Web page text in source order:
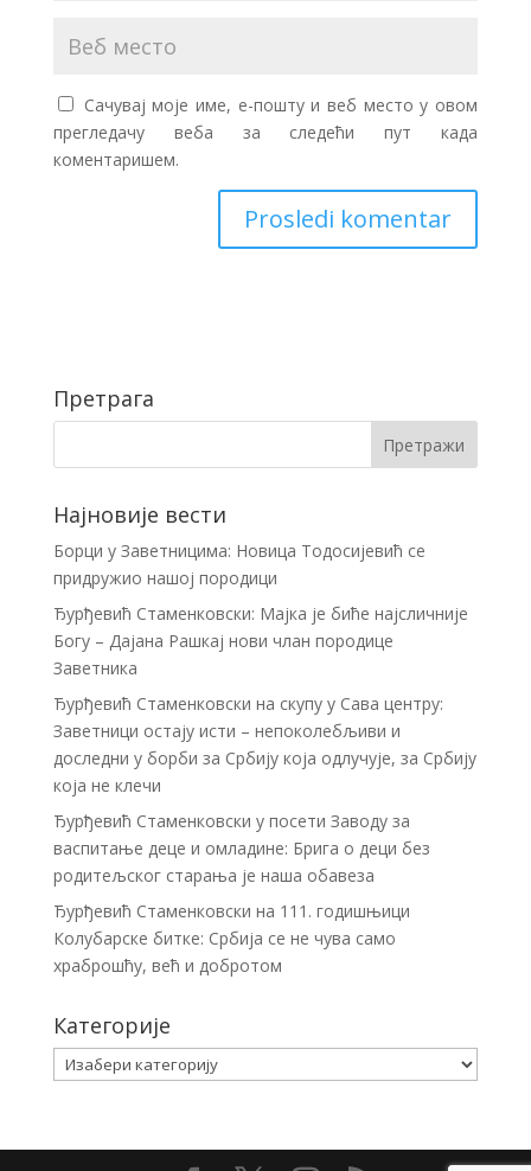
Сачувај моје име, е-пошту и веб место у овом
прегледачу веба за следећи пут када
коментаришем.
Претрага
Најновије вести
Борци у Заветницима: Новица Тодосијевић се
придружио нашој породици
Ђурђевић Стаменковски: Мајка је биће најсличније
Богу – Дајана Рашкај нови члан породице
Заветника
Ђурђевић Стаменковски на скупу у Сава центру:
Заветници остају исти – непоколебљиви и
доследни у борби за Србију која одлучује, за Србију
која не клечи
Ђурђевић Стаменковски у посети Заводу за
васпитање деце и омладине: Брига о деци без
родитељског старања је наша обавеза
Ђурђевић Стаменковски на 111. годишњици
Колубарске битке: Србија се не чува само
храброшћу, већ и добротом
Категорије
Категорије